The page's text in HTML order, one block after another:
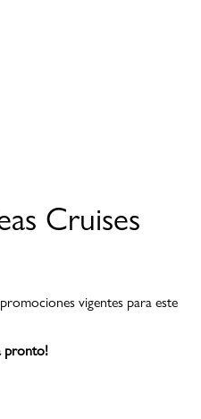
Cruises
vigentes para este
pronto!